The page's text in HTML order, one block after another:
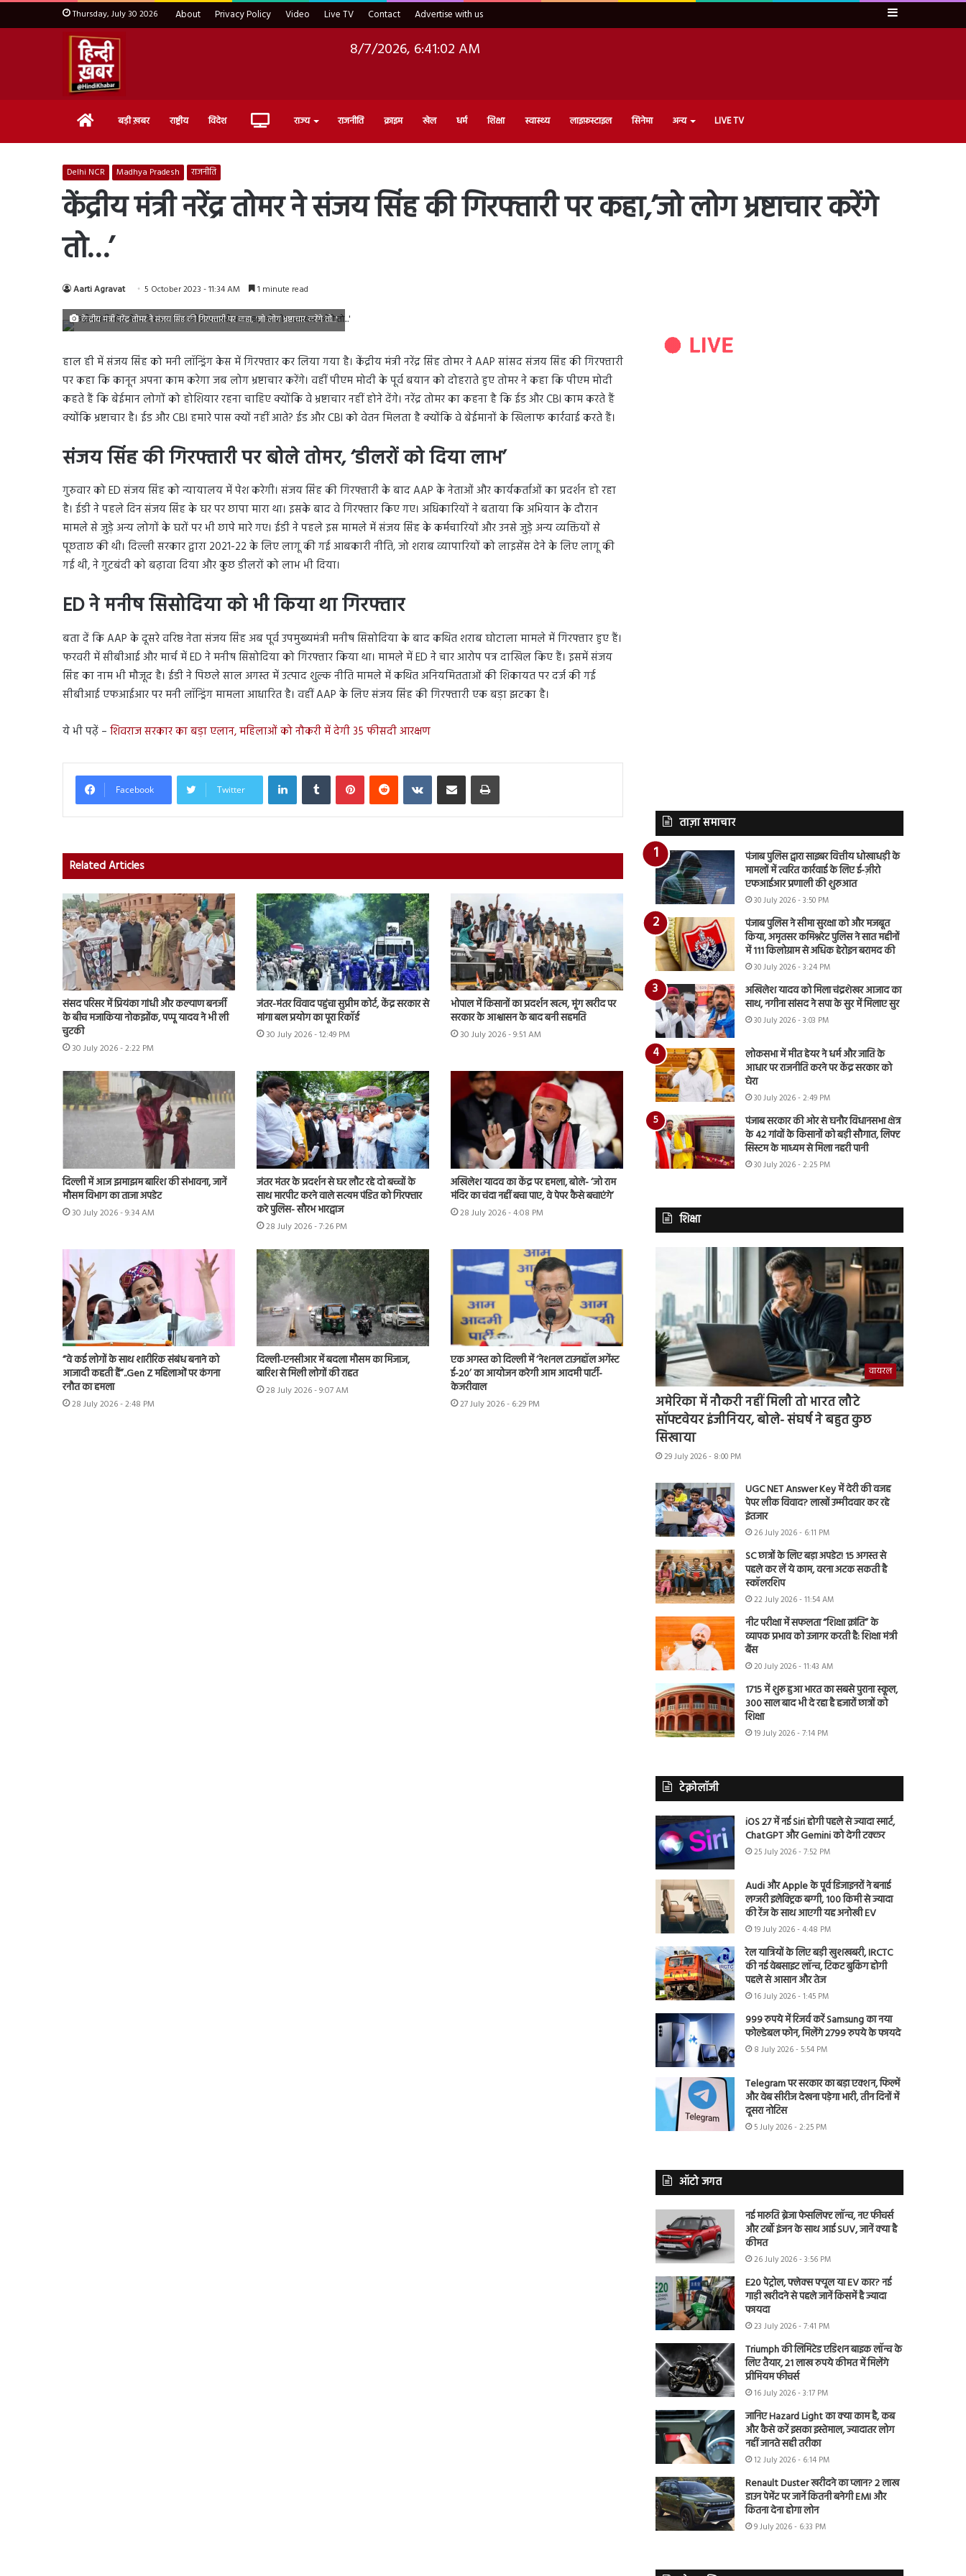
Thursday, July 30 2026 About Privacy Policy Video Live TV Contact Advertise with us Sidebar
8/7/2026, 6:41:03 AM
Home बड़ी ख़बर राष्ट्रीय विदेश Live राज्य राजनीति क्राइम खेल धर्म शिक्षा स्वास्थ्य लाइफ़स्टाइल सिनेमा अन्य LIVE TV
Delhi NCR Madhya Pradesh राजनीति
केंद्रीय मंत्री नरेंद्र तोमर ने संजय सिंह की गिरफ्तारी पर कहा,’जो लोग भ्रष्टाचार करेंगे
तो…’
Aarti Agravat 5 October 2023 - 11:34 AM 1 minute read
केंद्रीय मंत्री नरेंद्र तोमर ने संजय सिंह की गिरफ्तारी पर कहा, 'जो लोग भ्रष्टाचार करेंगे तो...'
हाल ही में संजय सिंह को मनी लॉन्ड्रिंग केस में गिरफ्तार कर लिया गया है। केंद्रीय मंत्री नरेंद्र सिंह तोमर ने AAP सांसद संजय सिंह की गिरफ्तारी
पर कहा कि कानून अपना काम करेगा जब लोग भ्रष्टाचार करेंगे। वहीं पीएम मोदी के पूर्व बयान को दोहराते हुए तोमर ने कहा कि पीएम मोदी
कहते हैं कि बेईमान लोगों को होशियार रहना चाहिए क्योंकि वे भ्रष्टाचार नहीं होने देंगे। नरेंद्र तोमर का कहना है कि ईड और CBI काम करते हैं
क्योंकि भ्रष्टाचार है। ईड और CBI हमारे पास क्यों नहीं आते? ईड और CBI को वेतन मिलता है क्योंकि वे बेईमानों के खिलाफ कार्रवाई करते हैं।
संजय सिंह की गिरफ्तारी पर बोले तोमर, ‘डीलरों को दिया लाभ’
गुरुवार को ED संजय सिंह को न्यायालय में पेश करेगी। संजय सिंह की गिरफ्तारी के बाद AAP के नेताओं और कार्यकर्ताओं का प्रदर्शन हो रहा
है। ईडी ने पहले दिन संजय सिंह के घर पर छापा मारा था। इसके बाद वे गिरफ्तार किए गए। अधिकारियों ने बताया कि अभियान के दौरान
मामले से जुड़े अन्य लोगों के घरों पर भी छापे मारे गए। ईडी ने पहले इस मामले में संजय सिंह के कर्मचारियों और उनसे जुड़े अन्य व्यक्तियों से
पूछताछ की थी। दिल्ली सरकार द्वारा 2021-22 के लिए लागू की गई आबकारी नीति, जो शराब व्यापारियों को लाइसेंस देने के लिए लागू की
गई थी, ने गुटबंदी को बढ़ावा दिया और कुछ डीलरों को लाभ भी दिया।
ED ने मनीष सिसोदिया को भी किया था गिरफ्तार
बता दें कि AAP के दूसरे वरिष्ठ नेता संजय सिंह अब पूर्व उपमुख्यमंत्री मनीष सिसोदिया के बाद कथित शराब घोटाला मामले में गिरफ्तार हुए हैं।
फरवरी में सीबीआई और मार्च में ED ने मनीष सिसोदिया को गिरफ्तार किया था। मामले में ED ने चार आरोप पत्र दाखिल किए हैं। इसमें संजय
सिंह का नाम भी मौजूद है। ईडी ने पिछले साल अगस्त में उत्पाद शुल्क नीति मामले में कथित अनियमितताओं की शिकायत पर दर्ज की गई
सीबीआई एफआईआर पर मनी लॉन्ड्रिंग मामला आधारित है। वहीं AAP के लिए संजय सिंह की गिरफ्तारी एक बड़ा झटका है।
ये भी पढ़ें – शिवराज सरकार का बड़ा एलान, महिलाओं को नौकरी में देगी 35 फीसदी आरक्षण
Facebook Twitter
LinkedInTumblr PinterestReddit VKontakteShare via Email Print
Related Articles
संसद परिसर में प्रियंका गांधी और कल्याण बनर्जी
के बीच मजाकिया नोकझोंक, पप्पू यादव ने भी ली
चुटकी
30 July 2026 - 2:22 PM
जंतर-मंतर विवाद पहुंचा सुप्रीम कोर्ट, केंद्र सरकार से
मांगा बल प्रयोग का पूरा रिकॉर्ड
30 July 2026 - 12:49 PM
भोपाल में किसानों का प्रदर्शन खत्म, मूंग खरीद पर
सरकार के आश्वासन के बाद बनी सहमति
30 July 2026 - 9:51 AM
दिल्ली में आज झमाझम बारिश की संभावना, जानें
मौसम विभाग का ताजा अपडेट
30 July 2026 - 9:34 AM
जंतर मंतर के प्रदर्शन से घर लौट रहे दो बच्चों के
साथ मारपीट करने वाले सत्यम पंडित को गिरफ्तार
करे पुलिस- सौरभ भारद्वाज
28 July 2026 - 7:26 PM
अखिलेश यादव का केंद्र पर हमला, बोले- ‘जो राम
मंदिर का चंदा नहीं बचा पाए, वे पेपर कैसे बचाएंगे’
28 July 2026 - 4:08 PM
“वे कई लोगों के साथ शारीरिक संबंध बनाने को
आजादी कहती हैं”..Gen Z महिलाओं पर कंगना
रनौत का हमला
28 July 2026 - 2:48 PM
दिल्ली-एनसीआर में बदला मौसम का मिजाज,
बारिश से मिली लोगों की राहत
28 July 2026 - 9:07 AM
एक अगस्त को दिल्ली में ‘नेशनल टाउनहॉल अगेंस्ट
ई-20’ का आयोजन करेगी आम आदमी पार्टी-
केजरीवाल
27 July 2026 - 6:29 PM
ताज़ा समाचार
पंजाब पुलिस द्वारा साइबर वित्तीय धोखाधड़ी के
मामलों में त्वरित कार्रवाई के लिए ई-ज़ीरो
एफआईआर प्रणाली की शुरुआत
30 July 2026 - 3:50 PM
पंजाब पुलिस ने सीमा सुरक्षा को और मजबूत
किया, अमृतसर कमिश्नरेट पुलिस ने सात महीनों
में 111 किलोग्राम से अधिक हेरोइन बरामद की
30 July 2026 - 3:24 PM
अखिलेश यादव को मिला चंद्रशेखर आजाद का
साथ, नगीना सांसद ने सपा के सुर में मिलाए सुर
30 July 2026 - 3:03 PM
लोकसभा में मीत हेयर ने धर्म और जाति के
आधार पर राजनीति करने पर केंद्र सरकार को
घेरा
30 July 2026 - 2:49 PM
पंजाब सरकार की ओर से घनौर विधानसभा क्षेत्र
के 42 गांवों के किसानों को बड़ी सौगात, लिफ्ट
सिस्टम के माध्यम से मिला नहरी पानी
30 July 2026 - 2:25 PM
शिक्षा
वायरल
अमेरिका में नौकरी नहीं मिली तो भारत लौटे
सॉफ्टवेयर इंजीनियर, बोले- संघर्ष ने बहुत कुछ
सिखाया
29 July 2026 - 8:00 PM
UGC NET Answer Key में देरी की वजह
पेपर लीक विवाद? लाखों उम्मीदवार कर रहे
इंतजार
26 July 2026 - 6:11 PM
SC छात्रों के लिए बड़ा अपडेट! 15 अगस्त से
पहले कर लें ये काम, वरना अटक सकती है
स्कॉलरशिप
22 July 2026 - 11:54 AM
नीट परीक्षा में सफलता “शिक्षा क्रांति” के
व्यापक प्रभाव को उजागर करती है: शिक्षा मंत्री
बैंस
20 July 2026 - 11:43 AM
1715 में शुरू हुआ भारत का सबसे पुराना स्कूल,
300 साल बाद भी दे रहा है हजारों छात्रों को
शिक्षा
19 July 2026 - 7:14 PM
टेक्नोलॉजी
iOS 27 में नई Siri होगी पहले से ज्यादा स्मार्ट,
ChatGPT और Gemini को देगी टक्कर
25 July 2026 - 7:52 PM
Audi और Apple के पूर्व डिजाइनरों ने बनाई
लग्जरी इलेक्ट्रिक बग्गी, 100 किमी से ज्यादा
की रेंज के साथ आएगी यह अनोखी EV
19 July 2026 - 4:48 PM
रेल यात्रियों के लिए बड़ी खुशखबरी, IRCTC
की नई वेबसाइट लॉन्च, टिकट बुकिंग होगी
पहले से आसान और तेज
16 July 2026 - 1:45 PM
999 रुपये में रिजर्व करें Samsung का नया
फोल्डेबल फोन, मिलेंगे 2799 रुपये के फायदे
8 July 2026 - 5:54 PM
Telegram पर सरकार का बड़ा एक्शन, फिल्में
और वेब सीरीज देखना पड़ेगा भारी, तीन दिनों में
दूसरा नोटिस
5 July 2026 - 2:25 PM
ऑटो जगत
नई मारुति ब्रेजा फेसलिफ्ट लॉन्च, नए फीचर्स
और टर्बो इंजन के साथ आई SUV, जानें क्या है
कीमत
26 July 2026 - 3:56 PM
E20 पेट्रोल, फ्लेक्स फ्यूल या EV कार? नई
गाड़ी खरीदने से पहले जानें किसमें है ज्यादा
फायदा
23 July 2026 - 7:41 PM
Triumph की लिमिटेड एडिशन बाइक लॉन्च के
लिए तैयार, 21 लाख रुपये कीमत में मिलेंगे
प्रीमियम फीचर्स
16 July 2026 - 3:17 PM
जानिए Hazard Light का क्या काम है, कब
और कैसे करें इसका इस्तेमाल, ज्यादातर लोग
नहीं जानते सही तरीका
12 July 2026 - 6:14 PM
Renault Duster खरीदने का प्लान? 2 लाख
डाउन पेमेंट पर जानें कितनी बनेगी EMI और
कितना देना होगा लोन
9 July 2026 - 6:33 PM